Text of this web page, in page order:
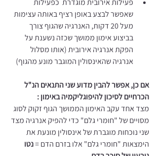
פעילות אירובית מוגדרת  כפעילות
שאפשר לבצע באופן רציף באותה עצימות
מעל 20 דקות, האנרגיה שהגוף צורך
בביצוע אימון ממושך שכזה נשענת על
הפקת אנרגיה אירובית (אותו מסלול
אנרגיה שהאינסולין המוגבר מונע מהגוף)
אם כן, אפשר להבין מדוע שני התנאים הנ"ל
הכרחיים לסיכון להיפוגליקמיה באימון :
מצד אחד עקב האימון הממושך הגוף זקוק לסוג
מסויים של "חומרי גלם" כדי להפיק אנרגיה מצד
שני נוכחות מוגברת של אינסולין מונעת את
הימצאות "חומרי גלם" אלו בזרם הדם = נטו